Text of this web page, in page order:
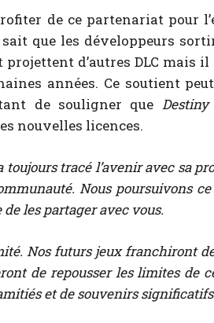
de ce partenariat pour
que les développeurs
d’autres DLC mais il
années. Ce soutient
de souligner que
nouvelles licences.
toujours tracé l’avenir avec sa
Nous poursuivons
les partager avec vous.
Nos futurs jeux franchiront
de repousser les limites de
et de souvenirs